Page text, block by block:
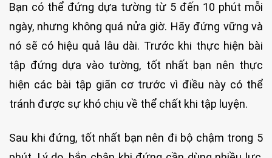
Bạn có thể đứng dựa tường từ 5 đến 10 phút mỗi
ngày, nhưng không quá nửa giờ. Hãy đứng vững và
nó sẽ có hiệu quả lâu dài. Trước khi thực hiện bài
tập đứng dựa vào tường, tốt nhất bạn nên thực
hiện các bài tập giãn cơ trước vì điều này có thể
tránh được sự khó chịu về thể chất khi tập luyện.
Sau khi đứng, tốt nhất bạn nên đi bộ chậm trong 5